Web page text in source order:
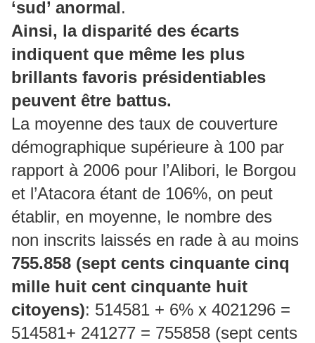
‘sud’ anormal.
Ainsi, la disparité des écarts
indiquent que même les plus
brillants favoris présidentiables
peuvent être battus.
La moyenne des taux de couverture
démographique supérieure à 100 par
rapport à 2006 pour l’Alibori, le Borgou
et l’Atacora étant de 106%, on peut
établir, en moyenne, le nombre des
non inscrits laissés en rade à au moins
755.858 (sept cents cinquante cinq
mille huit cent cinquante huit
citoyens): 514581 + 6% x 4021296 =
514581+ 241277 = 755858 (sept cents